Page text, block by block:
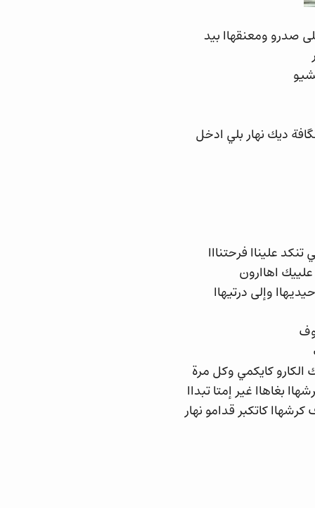
صدرو ومعنقهاا بيد
ديك نهار بلي ادخل
عليناا فرحتنااا
اهاارون
وإلى درتيهاا
كايكمي وكل مرة
بغاهاا غير إمتا تبداا
كاتكبر قدامو نهار